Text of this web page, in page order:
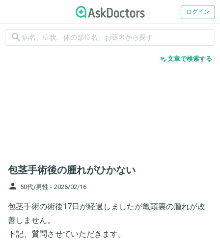
ログイン
search
edit_note文章で検索する
包茎手術後の腫れがひかない
person 50代/男性 - 2026/02/16
包茎手術の術後17日が経過しましたが亀頭裏の腫れが改
善しません。
下記、質問させていただきます。